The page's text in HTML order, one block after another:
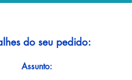
do seu pedido:
Assunto: